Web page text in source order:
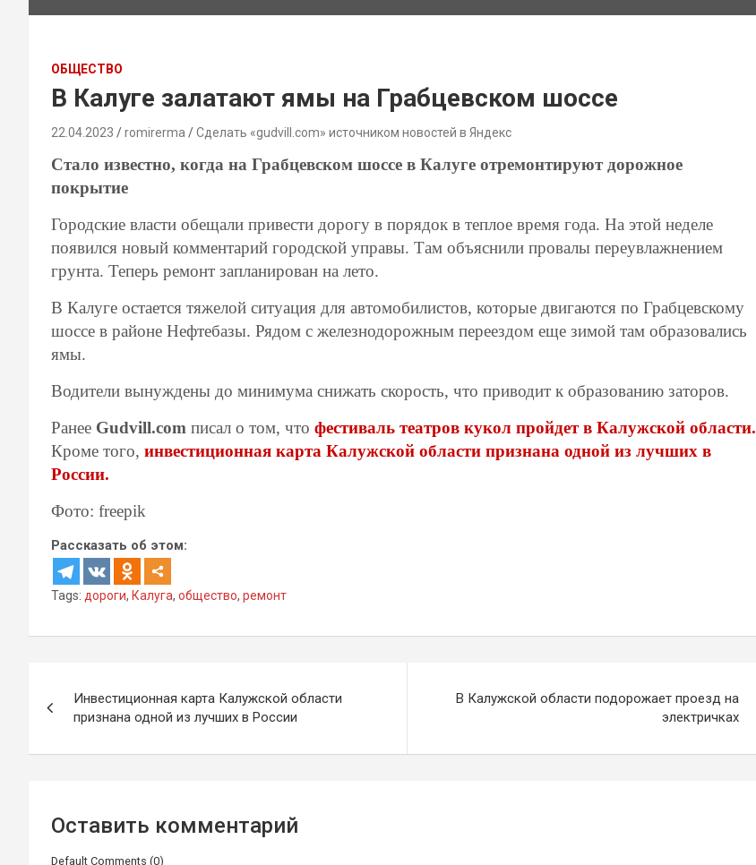
ОБЩЕСТВО
В Калуге залатают ямы на Грабцевском шоссе
22.04.2023 romirerma Сделать «gudvill.com» источником новостей в Яндекс
Стало известно, когда на Грабцевском шоссе в Калуге отремонтируют дорожное
покрытие
Городские власти обещали привести дорогу в порядок в теплое время года. На этой неделе
появился новый комментарий городской управы. Там объяснили провалы переувлажнением
грунта. Теперь ремонт запланирован на лето.
В Калуге остается тяжелой ситуация для автомобилистов, которые двигаются по Грабцевскому
шоссе в районе Нефтебазы. Рядом с железнодорожным переездом еще зимой там образовались
ямы.
Водители вынуждены до минимума снижать скорость, что приводит к образованию заторов.
Ранее Gudvill.com писал о том, что фестиваль театров кукол пройдет в Калужской области.
Кроме того, инвестиционная карта Калужской области признана одной из лучших в
России.
Фото: freepik
Рассказать об этом:
Tags: дороги, Калуга, общество, ремонт
по
записям
Инвестиционная карта Калужской области
признана одной из лучших в России
В Калужской области подорожает проезд на
электричках
Оставить комментарий
Default Comments (0)